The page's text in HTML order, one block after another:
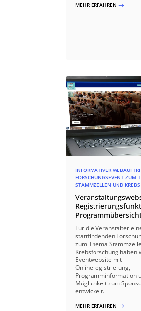
MEHR ERFAHREN $
INFORMATIVER
FORSCHUNGSEVENT ZUM
STAMMZELLEN UND KREBS
Programmübersicht
Für die Veranstalter
stattfindenden
zum Thema
Krebsforschung haben
Eventwebsite mit
Onlineregistrierung,
Programminformation
Möglichkeit zum
entwickelt.
MEHR ERFAHREN $